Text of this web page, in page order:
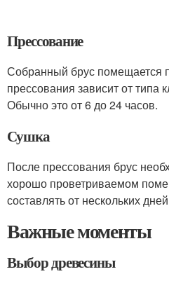
Прессование
Собранный брус помещается
прессования зависит от типа
Обычно это от 6 до 24 часов.
Сушка
После прессования брус
хорошо проветриваемом
составлять от нескольких
Важные моменты
Выбор древесины